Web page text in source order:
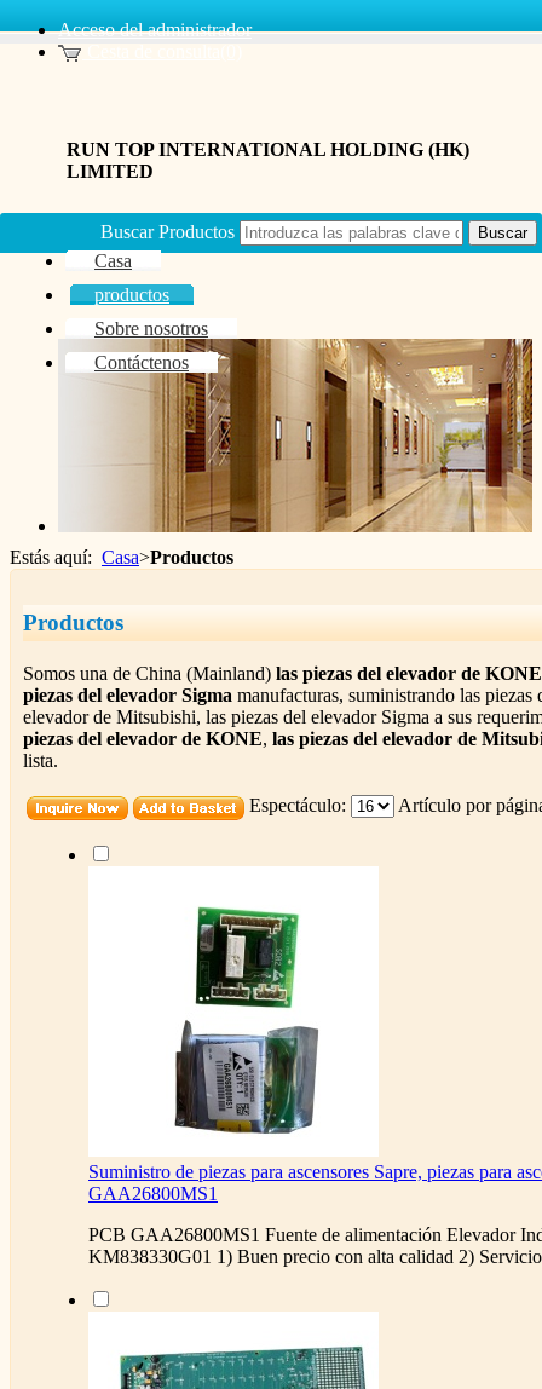
Acceso del administrador
RUN TOP INTERNATIONAL HOLDING (HK)
LIMITED
Casa
productos
Sobre nosotros
Contáctenos
Buscar Productos
Estás aquí: Casa>Productos
Productos
Somos una de China (Mainland) las piezas del elevador de KONE
piezas del elevador Sigma manufacturas, suministrando las
elevador de Mitsubishi, las piezas del elevador Sigma a sus
piezas del elevador de KONE, las piezas del elevador de
lista.
Espectáculo: Artículo por
Suministro de piezas para ascensores Sapre, piezas para
GAA26800MS1
PCB GAA26800MS1 Fuente de alimentación Elevador
KM838330G01 1) Buen precio con alta calidad 2)